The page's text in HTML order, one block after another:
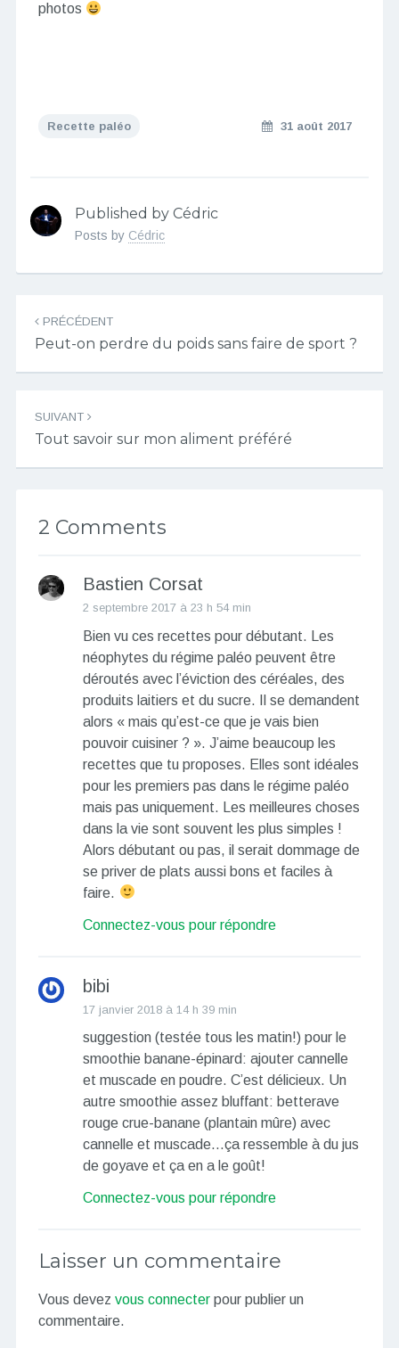
photos
Recette paléo 31 août 2017
Published by Cédric
Posts by Cédric
Navigation
des
articles
PRÉCÉDENT
Peut-on perdre du poids sans faire de sport ?
SUIVANT
Tout savoir sur mon aliment préféré
2 Comments
Bastien Corsat
2 septembre 2017 à 23 h 54 min
Bien vu ces recettes pour débutant. Les
néophytes du régime paléo peuvent être
déroutés avec l’éviction des céréales, des
produits laitiers et du sucre. Il se demandent
alors « mais qu’est-ce que je vais bien
pouvoir cuisiner ? ». J’aime beaucoup les
recettes que tu proposes. Elles sont idéales
pour les premiers pas dans le régime paléo
mais pas uniquement. Les meilleures choses
dans la vie sont souvent les plus simples !
Alors débutant ou pas, il serait dommage de
se priver de plats aussi bons et faciles à
faire.
Connectez-vous pour répondre
bibi
17 janvier 2018 à 14 h 39 min
suggestion (testée tous les matin!) pour le
smoothie banane-épinard: ajouter cannelle
et muscade en poudre. C’est délicieux. Un
autre smoothie assez bluffant: betterave
rouge crue-banane (plantain mûre) avec
cannelle et muscade…ça ressemble à du jus
de goyave et ça en a le goût!
Connectez-vous pour répondre
Laisser un commentaire
Vous devez vous connecterpour publier un
commentaire.